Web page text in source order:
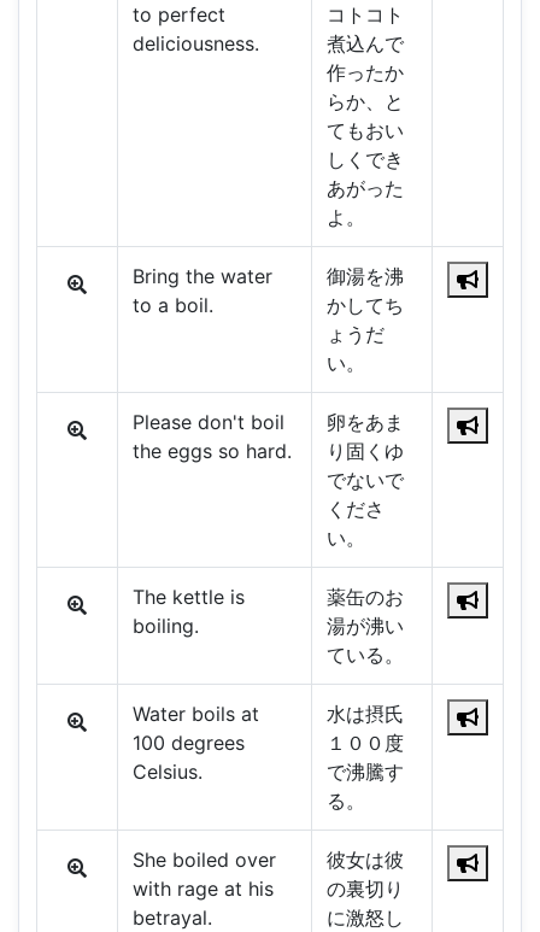
to perfect
deliciousness.
コトコト
煮込んで
作ったか
らか、と
てもおい
しくでき
あがった
よ。
Bring the water
to a boil.
御湯を沸
かしてち
ょうだ
い。
Please don't boil
the eggs so hard.
卵をあま
り固くゆ
でないで
くださ
い。
The kettle is
boiling.
薬缶のお
湯が沸い
ている。
Water boils at
100 degrees
Celsius.
水は摂氏
１００度
で沸騰す
る。
She boiled over
with rage at his
betrayal.
彼女は彼
の裏切り
に激怒し